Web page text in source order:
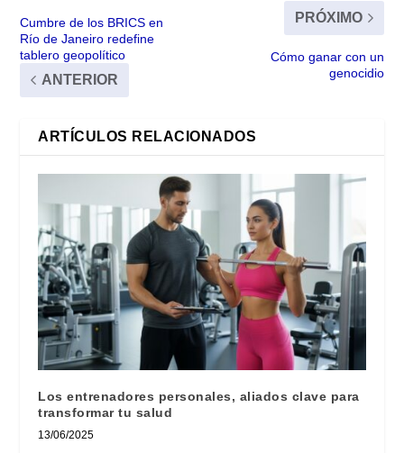
Cumbre de los BRICS en
Río de Janeiro redefine
tablero geopolítico
ANTERIOR
PRÓXIMO
Cómo ganar con un
genocidio
ARTÍCULOS RELACIONADOS
Los entrenadores personales, aliados clave para
transformar tu salud
13/06/2025